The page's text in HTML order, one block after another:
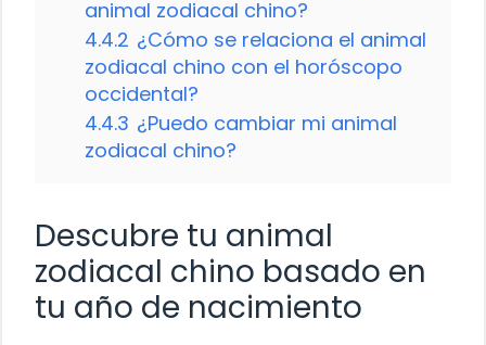
animal zodiacal chino?
4.4.2 ¿Cómo se relaciona el animal
zodiacal chino con el horóscopo
occidental?
4.4.3 ¿Puedo cambiar mi animal
zodiacal chino?
Descubre tu animal
zodiacal chino basado en
tu año de nacimiento